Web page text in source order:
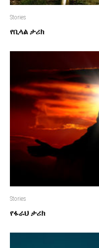
Stories
የቢላል ታሪክ
Stories
የፋራህ ታሪክ